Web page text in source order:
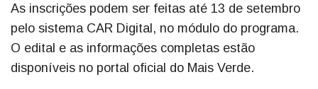
As inscrições podem ser feitas até 13 de setembro
pelo sistema CAR Digital, no módulo do programa.
O edital e as informações completas estão
disponíveis no portal oficial do Mais Verde.